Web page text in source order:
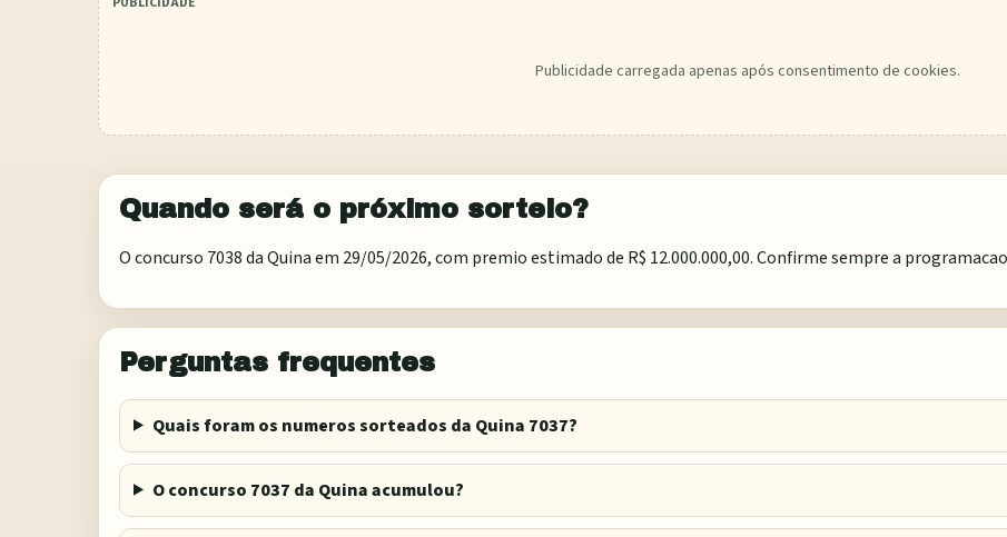
Publicidade carregada apenas após consentimento de cookies.
Quando será o próximo sorteio?
O concurso 7038 da Quina em 29/05/2026, com premio estimado de R$ 12.000.000,00. Confirme sempre a
Perguntas frequentes
Quais foram os numeros sorteados da Quina 7037?
O concurso 7037 da Quina acumulou?